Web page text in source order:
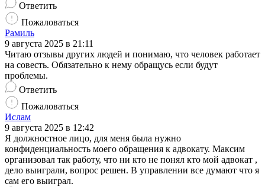
Ответить
Пожаловаться
Рамиль
9 августа 2025 в 21:11
Читаю отзывы других людей и понимаю, что человек работает
на совесть. Обязательно к нему обращусь если будут
проблемы.
Ответить
Пожаловаться
Ислам
9 августа 2025 в 12:42
Я должностное лицо, для меня была нужно
конфиденциальность моего обращения к адвокату. Максим
организовал так работу, что ни кто не понял кто мой адвокат ,
дело выиграли, вопрос решен. В управлении все думают что я
сам его выиграл.